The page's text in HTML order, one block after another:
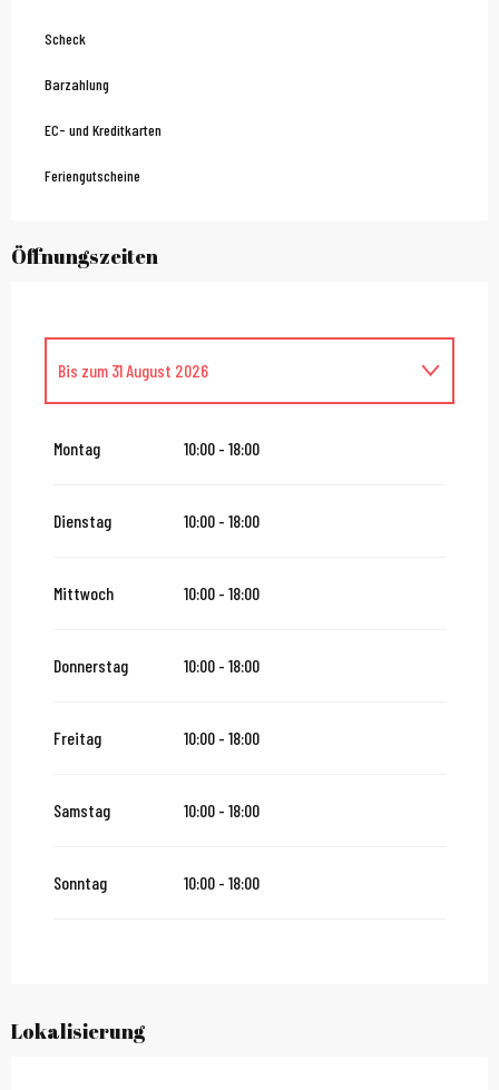
Scheck
Barzahlung
EC- und Kreditkarten
Feriengutscheine
Öffnungszeiten
Bis zum 31 August 2026
Montag 10:00 - 18:00
Dienstag 10:00 - 18:00
Mittwoch 10:00 - 18:00
Donnerstag 10:00 - 18:00
Freitag 10:00 - 18:00
Samstag 10:00 - 18:00
Sonntag 10:00 - 18:00
Lokalisierung